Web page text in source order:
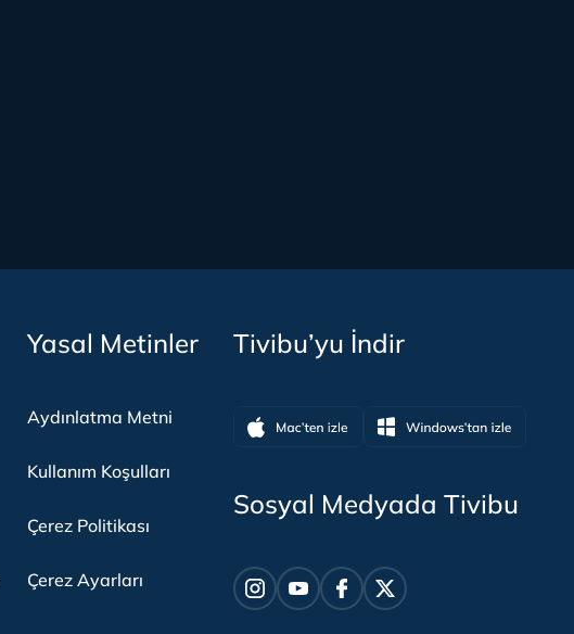
Yasal Metinler
Aydınlatma Metni
Kullanım Koşulları
Çerez Politikası
Çerez Ayarları
Tivibu’yu İndir
Sosyal Medyada Tivibu